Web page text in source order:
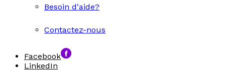
Besoin d'aide?
Contactez-nous
Facebook
LinkedIn